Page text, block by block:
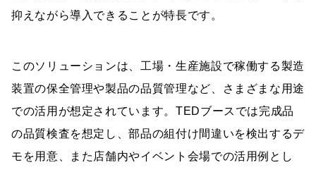
抑えながら導入できることが特長です。
このソリューションは、工場・生産施設で稼働する製造
装置の保全管理や製品の品質管理など、さまざまな用途
での活用が想定されています。TEDブースでは完成品
の品質検査を想定し、部品の組付け間違いを検出するデ
モを用意、また店舗内やイベント会場での活用例とし